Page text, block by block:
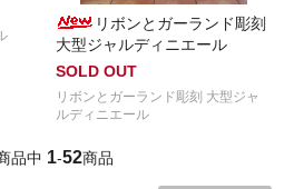
リボンとガーランド彫刻
大型ジャルディニエール
SOLD OUT
リボンとガーランド彫刻 大型ジャ
ルディニエール
品中 1-52商品